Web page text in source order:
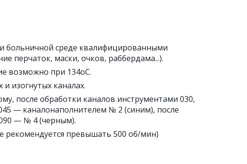
больничной среде квалифицированными
перчаток, маски, очков, раббердама...).
возможно при 134оС.
изогнутых каналах.
после обработки каналов инструментами 030,
— каналонаполнителем № 2 (синим), после
— № 4 (черным).
превышать 500 об/мин)